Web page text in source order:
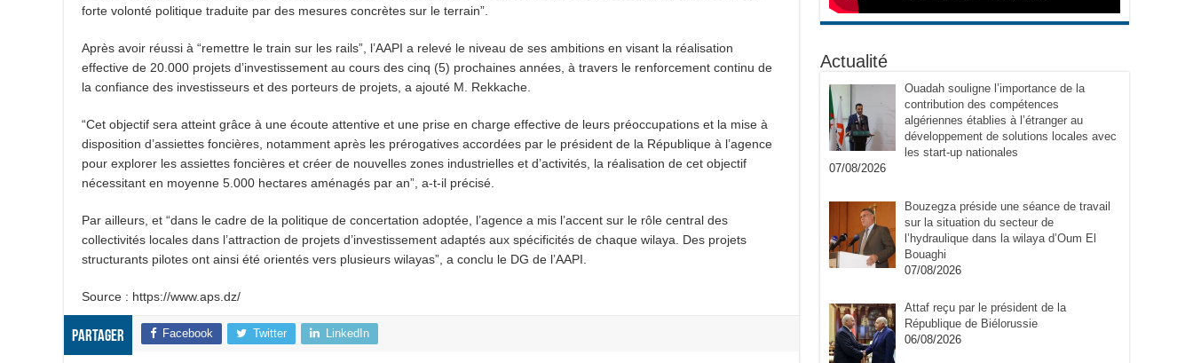
forte volonté politique traduite par des mesures concrètes sur le terrain”.
Après avoir réussi à “remettre le train sur les rails”, l’AAPI a relevé le niveau de ses ambitions en visant la réalisation
effective de 20.000 projets d’investissement au cours des cinq (5) prochaines années, à travers le renforcement continu de
la confiance des investisseurs et des porteurs de projets, a ajouté M. Rekkache.
“Cet objectif sera atteint grâce à une écoute attentive et une prise en charge effective de leurs préoccupations et la mise à
disposition d’assiettes foncières, notamment après les prérogatives accordées par le président de la République à l’agence
pour explorer les assiettes foncières et créer de nouvelles zones industrielles et d’activités, la réalisation de cet objectif
nécessitant en moyenne 5.000 hectares aménagés par an”, a-t-il précisé.
Par ailleurs, et “dans le cadre de la politique de concertation adoptée, l’agence a mis l’accent sur le rôle central des
collectivités locales dans l’attraction de projets d’investissement adaptés aux spécificités de chaque wilaya. Des projets
structurants pilotes ont ainsi été orientés vers plusieurs wilayas”, a conclu le DG de l’AAPI.
Source : https://www.aps.dz/
Partager Facebook Twitter LinkedIn
Actualité
Ouadah souligne l’importance de la
contribution des compétences
algériennes établies à l’étranger au
développement de solutions locales avec
les start-up nationales
07/08/2026
Bouzegza préside une séance de travail
sur la situation du secteur de
l’hydraulique dans la wilaya d’Oum El
Bouaghi
07/08/2026
Attaf reçu par le président de la
République de Biélorussie
06/08/2026